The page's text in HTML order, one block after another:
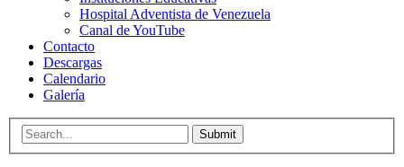
Hospital Adventista de Venezuela
Canal de YouTube
Contacto
Descargas
Calendario
Galería
Submit